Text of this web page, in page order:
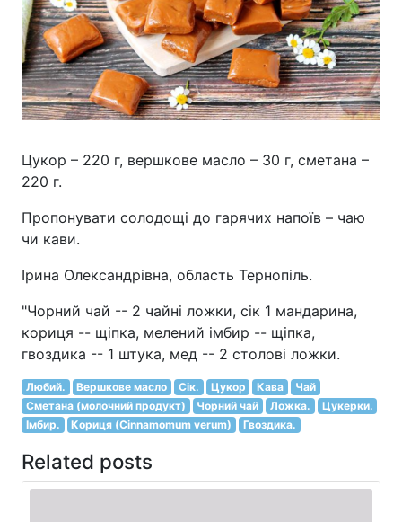
Цукор – 220 г, вершкове масло – 30 г, сметана –
220 г.
Пропонувати солодощі до гарячих напоїв – чаю
чи кави.
Ірина Олександрівна, область Тернопіль.
"Чорний чай -- 2 чайні ложки, сік 1 мандарина,
кориця -- щіпка, мелений імбир -- щіпка,
гвоздика -- 1 штука, мед -- 2 столові ложки.
Любий. Вершкове масло Сік. Цукор Кава
Чай
Сметана (молочний продукт)
Чорний чай Ложка.
Цукерки.
Імбир.
Кориця (Cinnamomum verum) Гвоздика.
Related posts